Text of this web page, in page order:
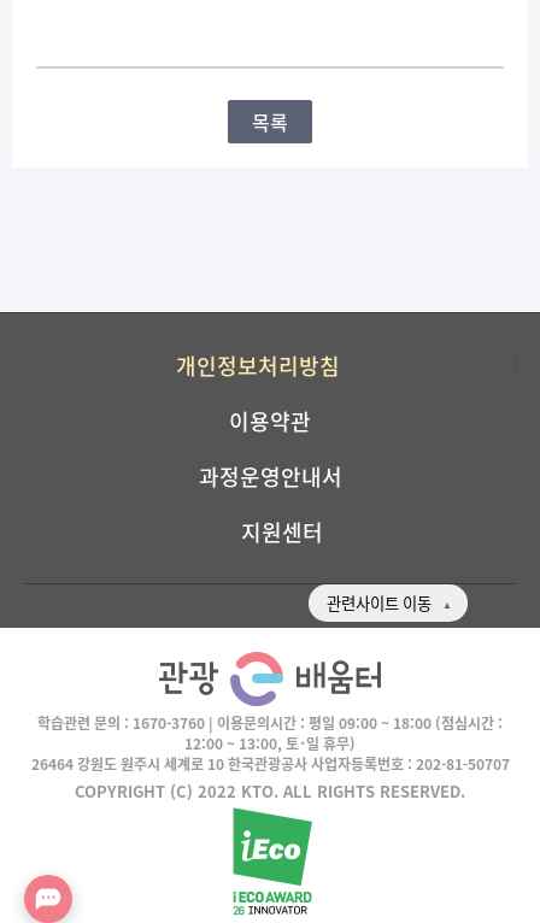
목록
개인정보처리방침
이용약관
과정운영안내서
지원센터
관련사이트 이동
학습관련 문의 : 1670-3760 | 이용문의시간 : 평일 09:00 ~ 18:00 (점심시간 :
12:00 ~ 13:00, 토･일 휴무)
26464 강원도 원주시 세계로 10 한국관광공사 사업자등록번호 : 202-81-50707
COPYRIGHT (C) 2022 KTO. ALL RIGHTS RESERVED.